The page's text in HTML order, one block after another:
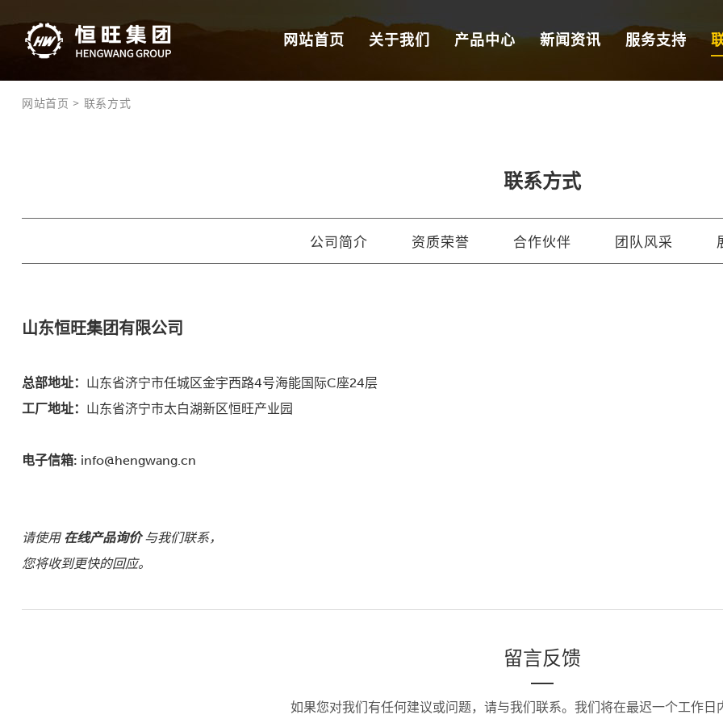
网站首页 关于我们 产品中心 新闻资讯 服务支持
网站首页 > 联系方式
联系方式
公司简介 资质荣誉 合作伙伴 团队风采
山东恒旺集团有限公司
总部地址： 山东省济宁市任城区金宇西路4号海能国际C座24层
工厂地址： 山东省济宁市太白湖新区恒旺产业园
电子信箱: info@hengwang.cn
请使用 在线产品询价与我们联系，
您将收到更快的回应。
留言反馈
如果您对我们有任何建议或问题，请与我们联系。我们将在最迟一个工作日